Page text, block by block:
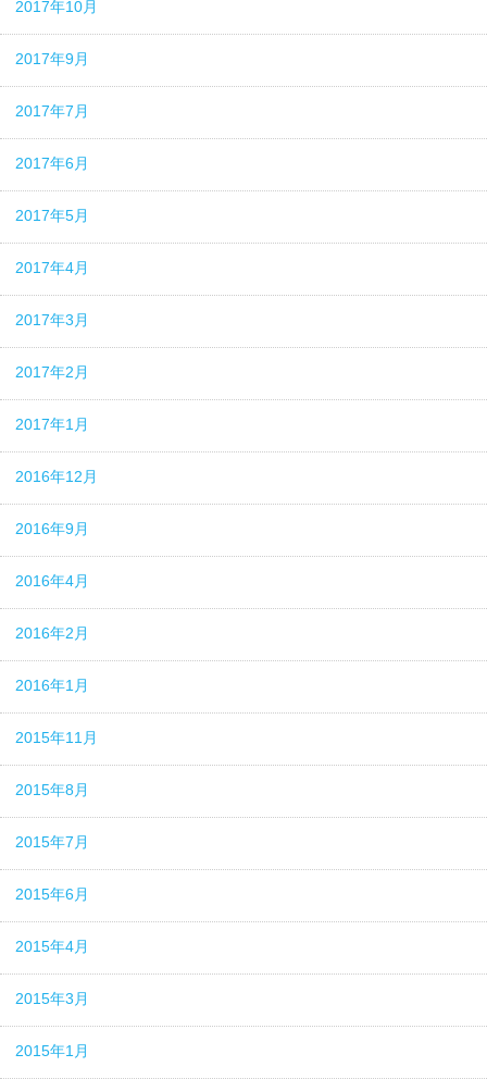
2017年10月
2017年9月
2017年7月
2017年6月
2017年5月
2017年4月
2017年3月
2017年2月
2017年1月
2016年12月
2016年9月
2016年4月
2016年2月
2016年1月
2015年11月
2015年8月
2015年7月
2015年6月
2015年4月
2015年3月
2015年1月